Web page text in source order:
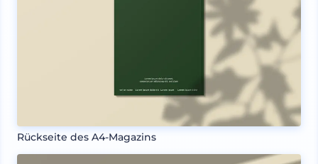
Rückseite des A4-Magazins